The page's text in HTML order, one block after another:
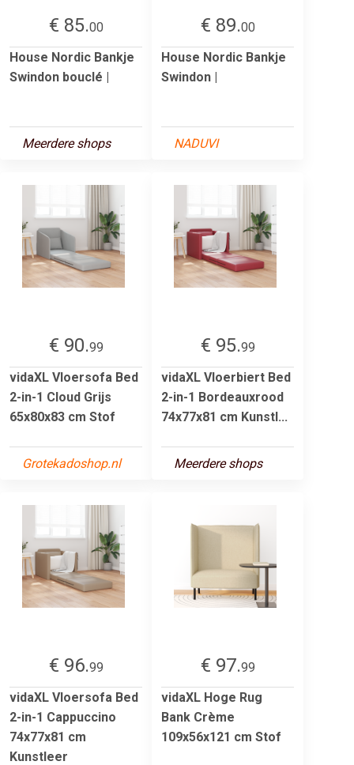
€ 85.00
House Nordic Bankje
Swindon bouclé |
Meerdere shops
€ 89.00
House Nordic Bankje
Swindon |
NADUVI
€ 90.99
vidaXL Vloersofa Bed
2-in-1 Cloud Grijs
65x80x83 cm Stof
Grotekadoshop.nl
€ 95.99
vidaXL Vloerbiert Bed
2-in-1 Bordeauxrood
74x77x81 cm Kunstl...
Meerdere shops
€ 96.99
vidaXL Vloersofa Bed
2-in-1 Cappuccino
74x77x81 cm
Kunstleer
€ 97.99
vidaXL Hoge Rug
Bank Crème
109x56x121 cm Stof